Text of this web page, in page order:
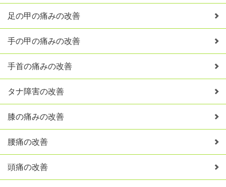
足の甲の痛みの改善
手の甲の痛みの改善
手首の痛みの改善
タナ障害の改善
膝の痛みの改善
腰痛の改善
頭痛の改善